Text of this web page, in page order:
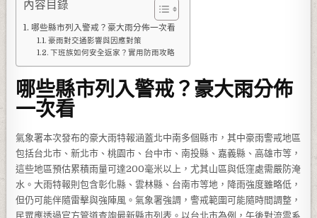
內容目錄
哪些縣市列入警戒？豪大雨分佈一次看
豪雨對交通影響與因應對策
下班族如何安全返家？實用防雨攻略
哪些縣市列入警戒？豪大雨分佈
一次看
氣象署本次發布的豪大雨特報涵蓋北中南多個縣市，其中豪雨警戒地區
包括台北市、新北市、桃園市、台中市、南投縣、嘉義縣、高雄市等，
這些地區預估累積雨量可達200毫米以上，尤其山區與低窪處需嚴防淹
水。大雨特報則包含彰化縣、雲林縣、台南市等地，降雨強度雖略低，
但仍可能伴隨雷擊與強陣風。氣象署強調，警戒範圍可能隨時間調整，
民眾應透過官方管道查詢最新縣市列表。以台北市為例，午後對流雲系